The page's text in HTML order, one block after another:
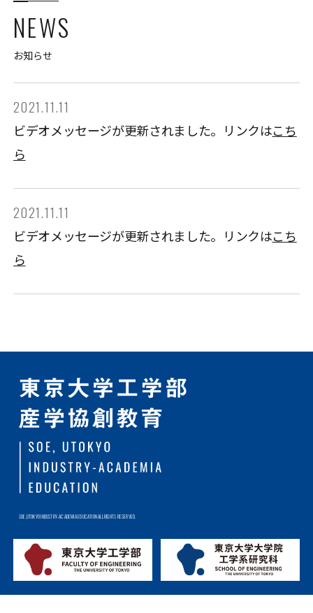
NEWS
お知らせ
2021.11.11
ビデオメッセージが更新されました。リンクはこち
ら
2021.11.11
ビデオメッセージが更新されました。リンクはこち
ら
SOE,UTOKYO INDUSTRY-ACADEMIA EDUCATION ALL RIGHTS RESERVED.